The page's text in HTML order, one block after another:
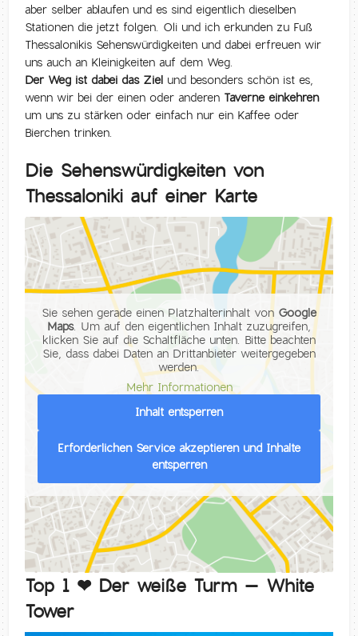
aber selber ablaufen und es sind eigentlich dieselben
Stationen die jetzt folgen. Oli und ich erkunden zu Fuß
Thessalonikis Sehenswürdigkeiten und dabei erfreuen wir
uns auch an Kleinigkeiten auf dem Weg.
Der Weg ist dabei das Ziel und besonders schön ist es,
wenn wir bei der einen oder anderen Taverne einkehren
um uns zu stärken oder einfach nur ein Kaffee oder
Bierchen trinken.
Die Sehenswürdigkeiten von
Thessaloniki auf einer Karte
Sie sehen gerade einen Platzhalterinhalt von Google
Maps. Um auf den eigentlichen Inhalt zuzugreifen,
klicken Sie auf die Schaltfläche unten. Bitte beachten
Sie, dass dabei Daten an Drittanbieter weitergegeben
werden.
Mehr Informationen
Inhalt entsperren
Erforderlichen Service akzeptieren und Inhalte
entsperren
Top 1 ❤ Der weiße Turm – White
Tower